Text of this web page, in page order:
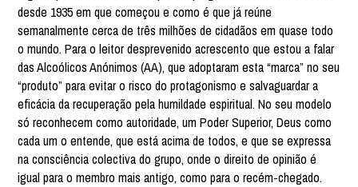
desde 1935 em que começou e como é que já reúne
semanalmente cerca de três milhões de cidadãos em quase todo
o mundo. Para o leitor desprevenido acrescento que estou a falar
das Alcoólicos Anónimos (AA), que adoptaram esta “marca” no seu
“produto” para evitar o risco do protagonismo e salvaguardar a
eficácia da recuperação pela humildade espiritual. No seu modelo
só reconhecem como autoridade, um Poder Superior, Deus como
cada um o entende, que está acima de todos, e que se expressa
na consciência colectiva do grupo, onde o direito de opinião é
igual para o membro mais antigo, como para o recém-chegado.